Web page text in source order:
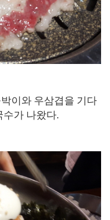
이와 우삼겹을 기다
수가 나왔다.